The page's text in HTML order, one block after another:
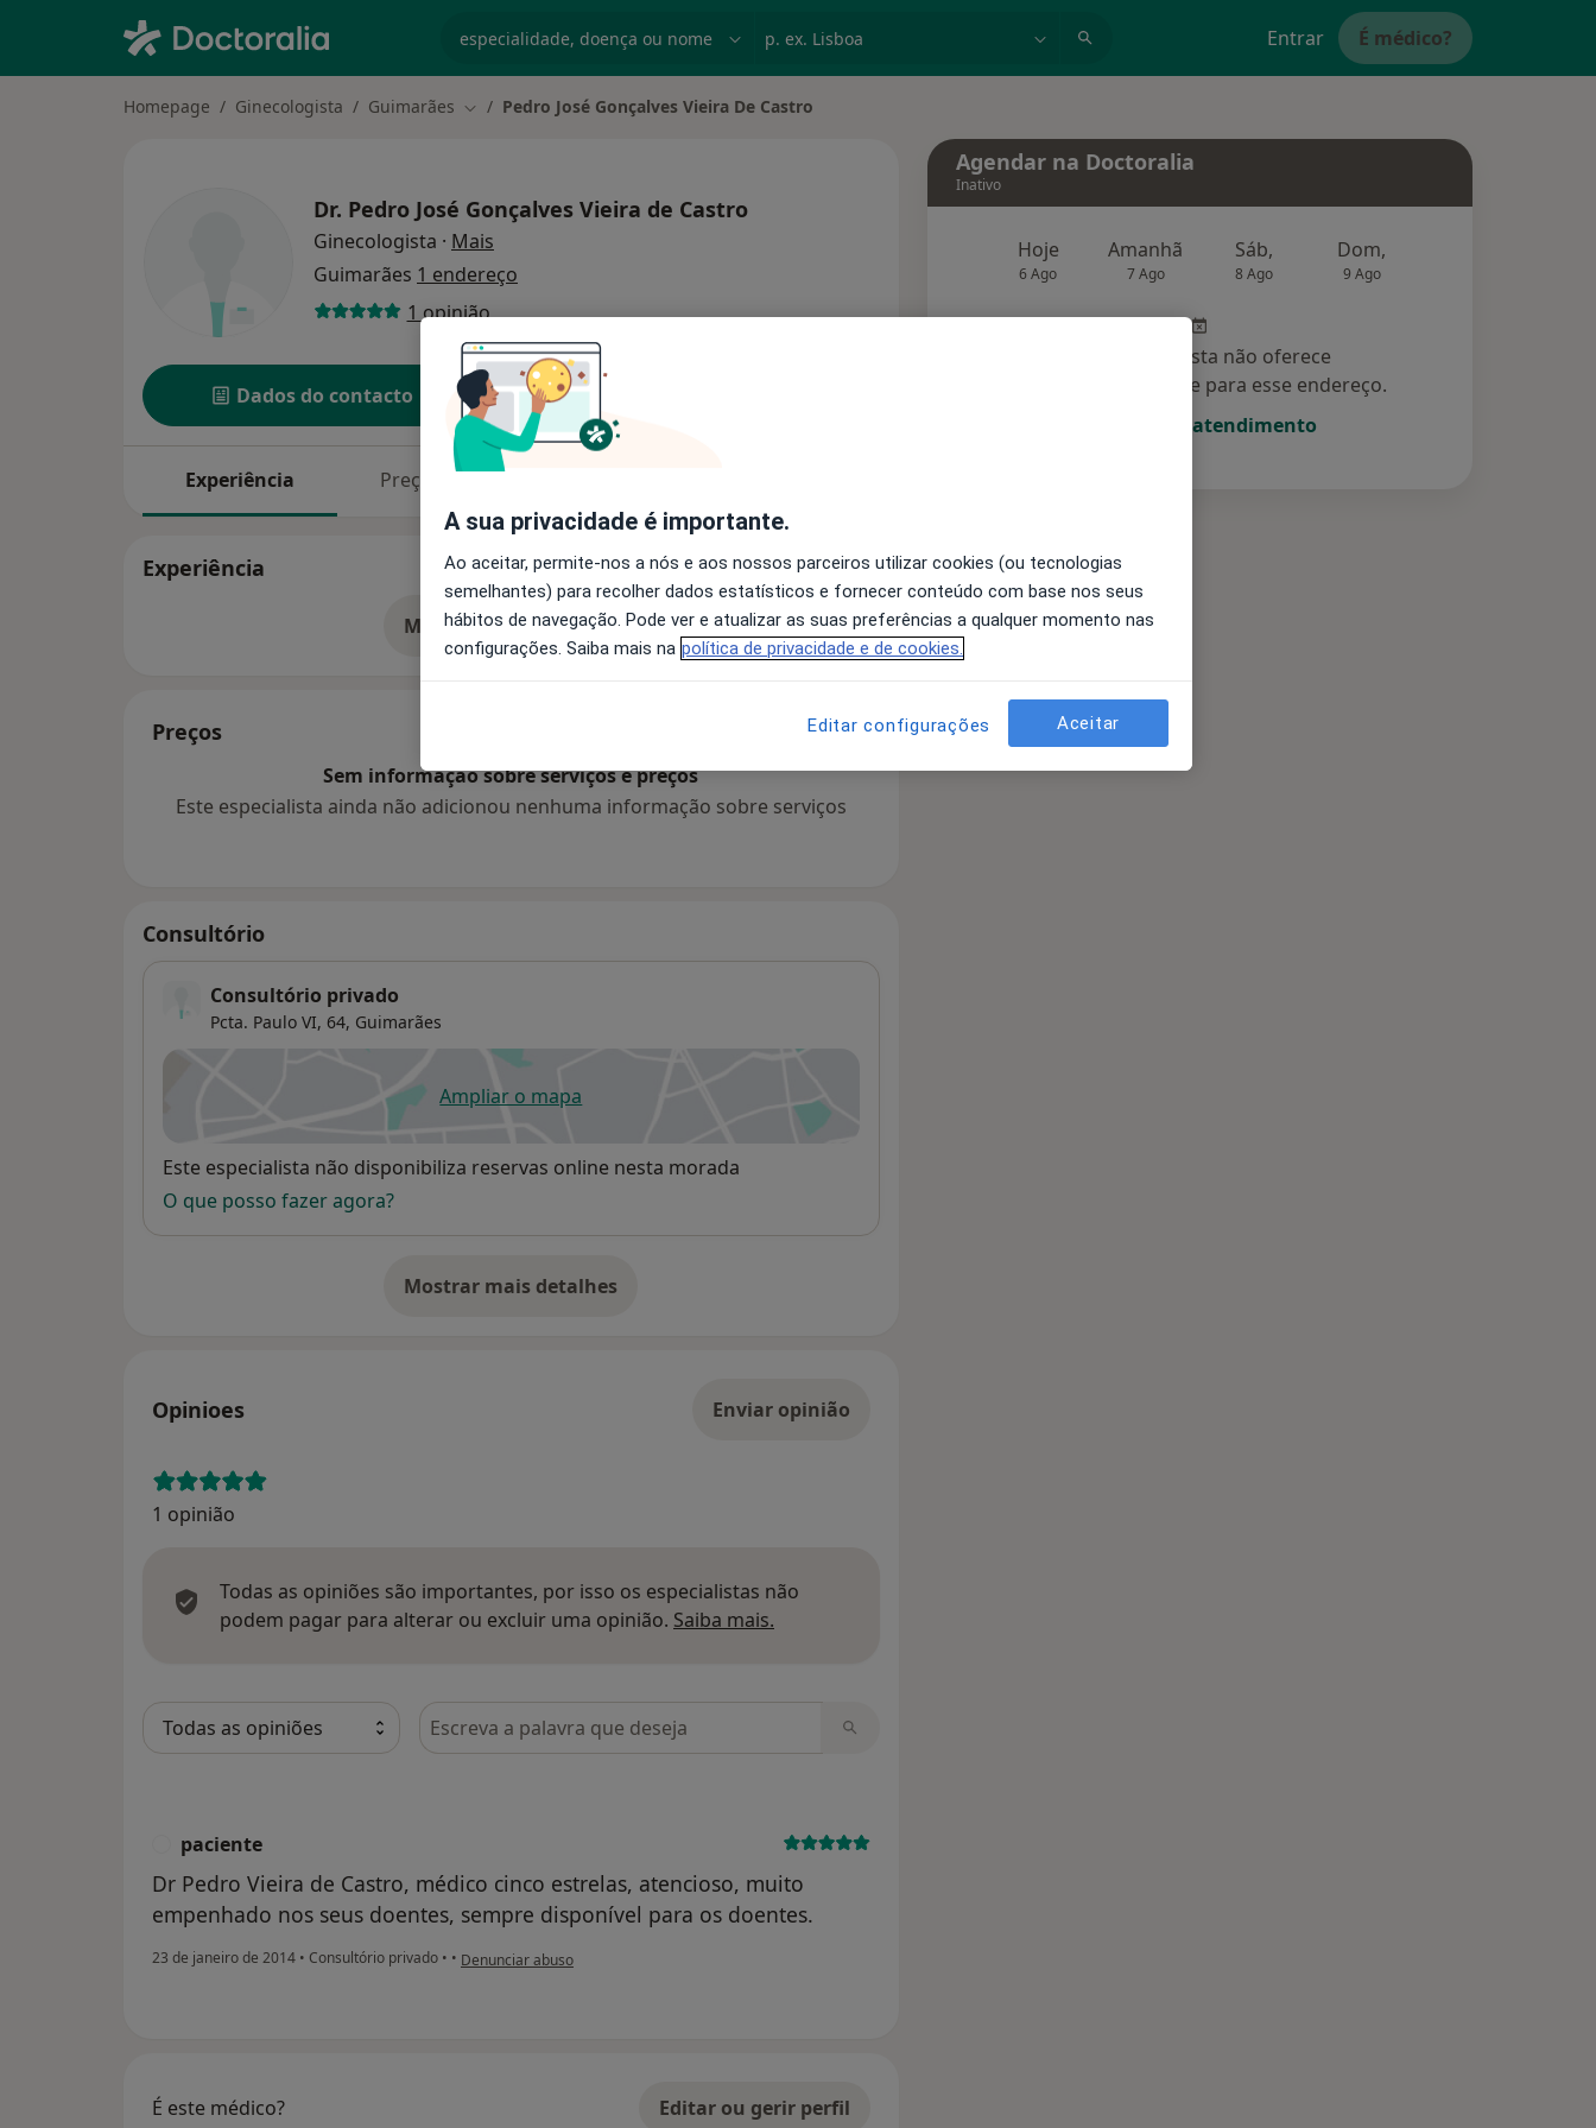
Entrar É médico?
Homepage Ginecologista Guimarães Mudar de cidade
Pedro José Gonçalves Vieira De Castro
Dr. Pedro José Gonçalves Vieira de Castro
Ginecologista · Mais
Guimarães 1 endereço
1 opinião
Dados do contacto Solicite um atendimento
Experiência Preços
Experiência
Mostrar mais detalhes
sobre a experiência
Preços
Sem informação sobre serviços e preços
Este especialista ainda não adicionou nenhuma informação sobre serviços
Consultório
Consultório privado
Pcta. Paulo VI, 64, Guimarães
Ampliar o mapaabre num novo separador
Disponibilidade
Este especialista não disponibiliza reservas online nesta morada
O que posso fazer agora?
Mostrar mais detalhes
sobre o endereço
Opinioes Enviar opinião
1 opinião
Todas as opiniões são importantes, por isso os especialistas não
podem pagar para alterar ou excluir uma opinião. Saiba mais.
Pesquisar em opiniões
paciente
Dr Pedro Vieira de Castro, médico cinco estrelas, atencioso, muito
empenhado nos seus doentes, sempre disponível para os doentes.
23 de janeiro de 2014 • Consultório privado • • na opinião do utilizador paciente
Denunciar abuso
É este médico? Editar ou gerir perfil
Agendar na Doctoralia
Inativo
Hoje
6 Ago
Amanhã
7 Ago
Sáb,
8 Ago
Dom,
9 Ago
Esse especialista não oferece
agendamento online para esse endereço.
Solicite um atendimento
A sua privacidade é importante.
Ao aceitar, permite-nos a nós e aos nossos parceiros utilizar cookies (ou tecnologias
semelhantes) para recolher dados estatísticos e fornecer conteúdo com base nos seus
hábitos de navegação. Pode ver e atualizar as suas preferências a qualquer momento nas
configurações. Saiba mais na política de privacidade e de cookies.
Editar configurações Aceitar